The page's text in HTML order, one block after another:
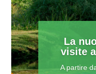
La
visite
A partire